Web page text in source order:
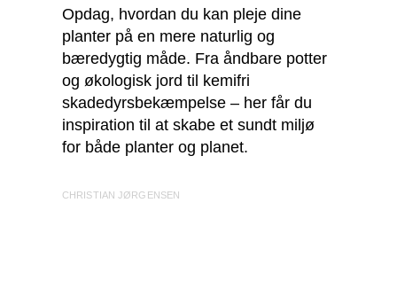
Opdag, hvordan du kan pleje dine
planter på en mere naturlig og
bæredygtig måde. Fra åndbare potter
og økologisk jord til kemifri
skadedyrsbekæmpelse – her får du
inspiration til at skabe et sundt miljø
for både planter og planet.
CHRISTIAN JØRGENSEN